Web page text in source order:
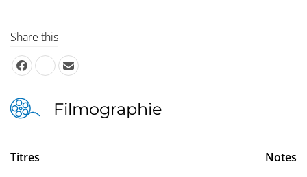
Share this
Filmographie
Titres Notes